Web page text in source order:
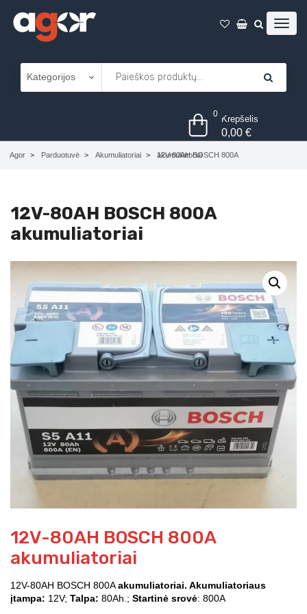
0 Krepšelis
0,00€
Agor Parduotuvė Akumuliatoriai 12V-80AH BOSCH 800A akumuliatoriai
12V-80AH BOSCH 800A
akumuliatoriai
12V-80AH BOSCH 800A
akumuliatoriai
12V-80AH BOSCH 800Aakumuliatoriai. Akumuliatoriaus
įtampa: 12V; Talpa: 80Ah.; Startinė srovė: 800A